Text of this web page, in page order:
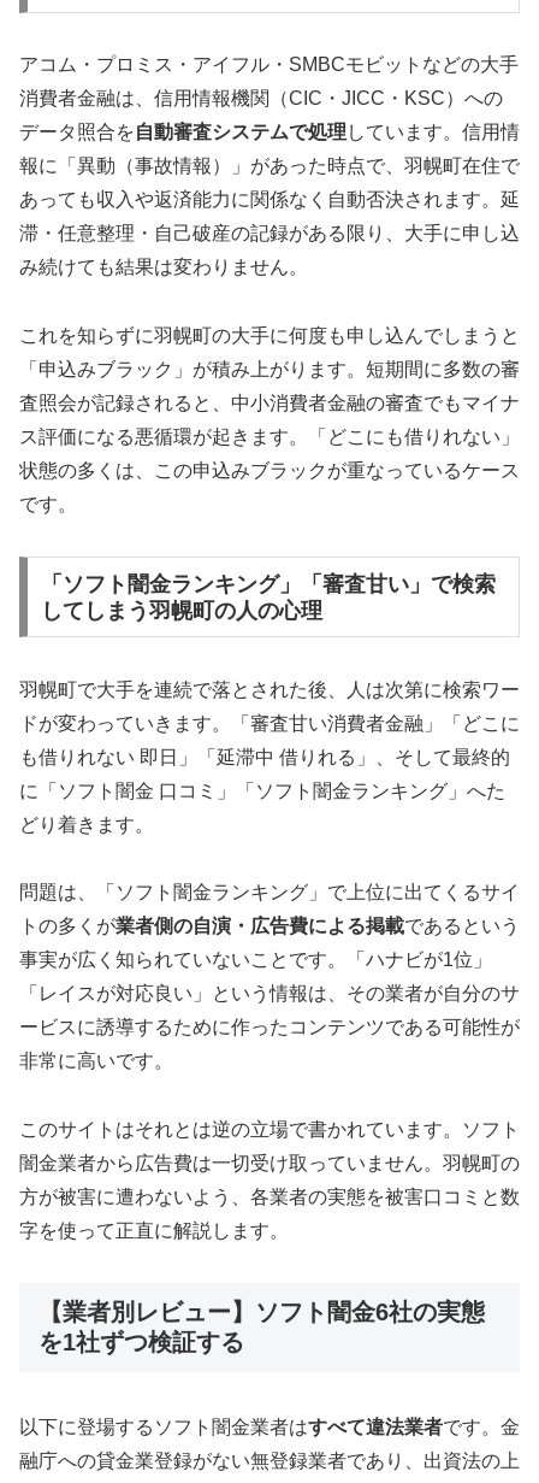
アコム・プロミス・アイフル・SMBCモビットなどの大手
消費者金融は、信用情報機関（CIC・JICC・KSC）への
データ照合を自動審査システムで処理 しています。信用情
報に「異動（事故情報）」があった時点で、羽幌町在住で
あっても収入や返済能力に関係なく自動否決されます。延
滞・任意整理・自己破産の記録がある限り、大手に申し込
み続けても結果は変わりません。
これを知らずに羽幌町の大手に何度も申し込んでしまうと
「申込みブラック」が積み上がります。短期間に多数の審
査照会が記録されると、中小消費者金融の審査でもマイナ
ス評価になる悪循環が起きます。「どこにも借りれない」
状態の多くは、この申込みブラックが重なっているケース
です。
「ソフト闇金ランキング」「審査甘い」で検索
してしまう羽幌町の人の心理
羽幌町で大手を連続で落とされた後、人は次第に検索ワー
ドが変わっていきます。「審査甘い消費者金融」「どこに
も借りれない 即日」「延滞中 借りれる」、そして最終的
に「ソフト闇金 口コミ」「ソフト闇金ランキング」へた
どり着きます。
問題は、「ソフト闇金ランキング」で上位に出てくるサイ
トの多くが業者側の自演・広告費による掲載であるという
事実が広く知られていないことです。「ハナビが1位」
「レイスが対応良い」という情報は、その業者が自分のサ
ービスに誘導するために作ったコンテンツである可能性が
非常に高いです。
このサイトはそれとは逆の立場で書かれています。ソフト
闇金業者から広告費は一切受け取っていません。羽幌町の
方が被害に遭わないよう、各業者の実態を被害口コミと数
字を使って正直に解説します。
【業者別レビュー】ソフト闇金6社の実態
を1社ずつ検証する
以下に登場するソフト闇金業者はすべて違法業者です。金
融庁への貸金業登録がない無登録業者であり、出資法の上